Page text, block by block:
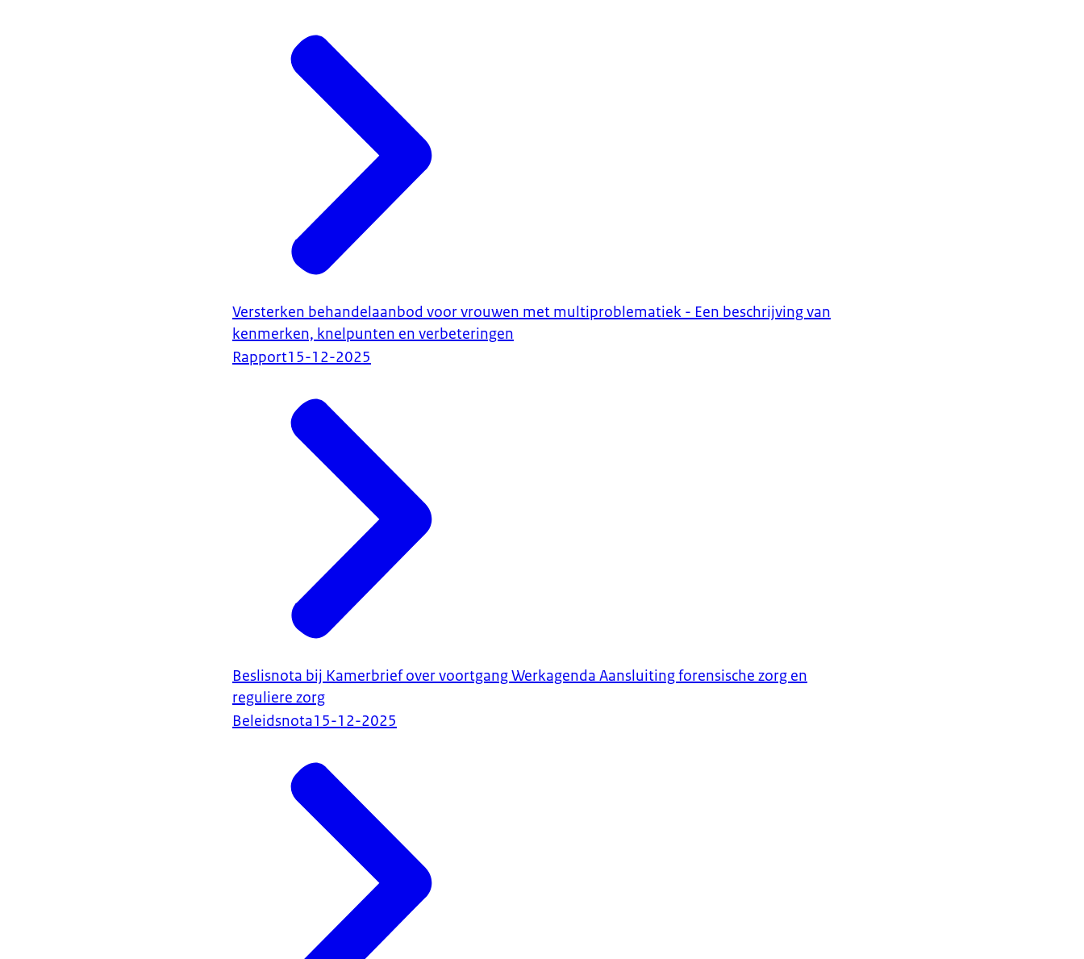
Versterken behandelaanbod voor vrouwen met multiproblematiek - Een beschrijving van
kenmerken, knelpunten en verbeteringen
Rapport15-12-2025
Beslisnota bij Kamerbrief over voortgang Werkagenda Aansluiting forensische zorg en
reguliere zorg
Beleidsnota15-12-2025